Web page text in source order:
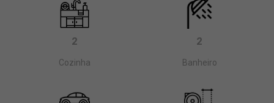
2
Cozinha
2
Banheiro